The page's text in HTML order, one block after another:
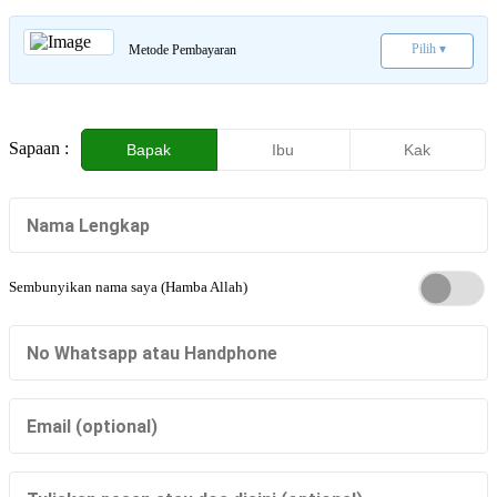
Metode Pembayaran Pilih ▾
Sapaan : Bapak Ibu Kak
Sembunyikan nama saya (Hamba Allah)